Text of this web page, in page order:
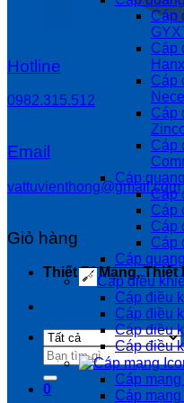
Hotline
0982.315.512
Email
vattuvienthong@gmail.com
Giỏ hàng
Thiết Bị Mạng, Thiết
Tìm
kiếm:
0
Cáp
Cáp
Cáp
Cáp
Cáp
Cáp
Cáp
Cáp
Cáp
Cáp
Cáp
Cáp điều
Cáp điều
Cáp điều
Cáp điều
Cáp điều
Cáp
Cáp